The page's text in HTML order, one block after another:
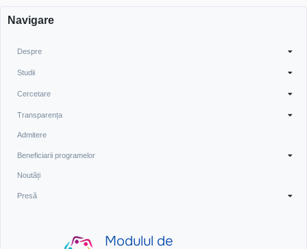
Navigare
Despre
Studii
Cercetare
Transparența
Admitere
Beneficiarii programelor
Noutăți
Presă